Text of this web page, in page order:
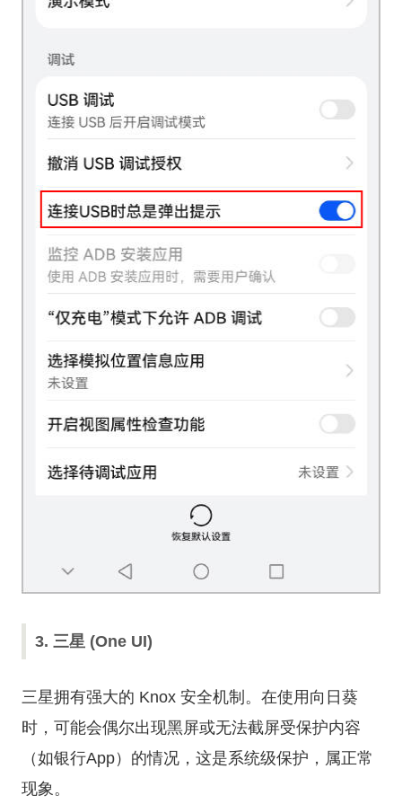
3. 三星 (One UI)
三星拥有强大的 Knox 安全机制。在使用向日葵
时，可能会偶尔出现黑屏或无法截屏受保护内容
（如银行App）的情况，这是系统级保护，属正常
现象。